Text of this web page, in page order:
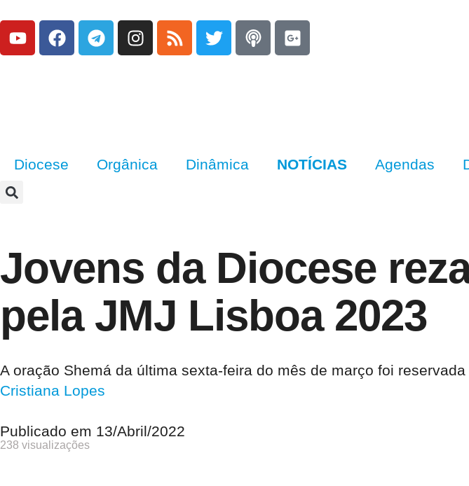
Diocese Orgânica Dinâmica NOTÍCIAS Agendas
Jovens da Diocese
pela JMJ Lisboa 2023
A oração Shemá da última sexta-feira do mês de março foi
Cristiana Lopes
Publicado em 13/Abril/2022
238 visualizações